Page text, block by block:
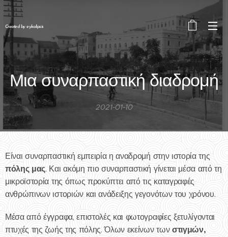
Created by eykalipsis
Μια συναρπαστική διαδρομή
2021-01-10
Είναι συναρπαστική εμπειρία η αναδρομή στην ιστορία της
πόλης μας. Και ακόμη πιο συναρπαστική γίνεται μέσα από τη
μικροϊστορία της όπως προκύπτει από τις καταγραφές
ανθρώπινων ιστοριών και ανάδειξης γεγονότων του χρόνου.
Μέσα από έγγραφα, επιστολές και φωτογραφίες ξετυλίγονται
πτυχές της ζωής της πόλης. Όλων εκείνων των στιγμών,